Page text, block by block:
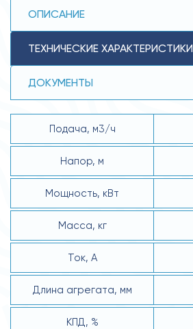
ОПИСАНИЕ
ТЕХНИЧЕСКИЕ ХАРАКТЕРИСТИКИ
ДОКУМЕНТЫ
Подача, м3/ч
Напор, м
Мощность, кВт
Масса, кг
Ток, А
Длина агрегата, мм
КПД, %